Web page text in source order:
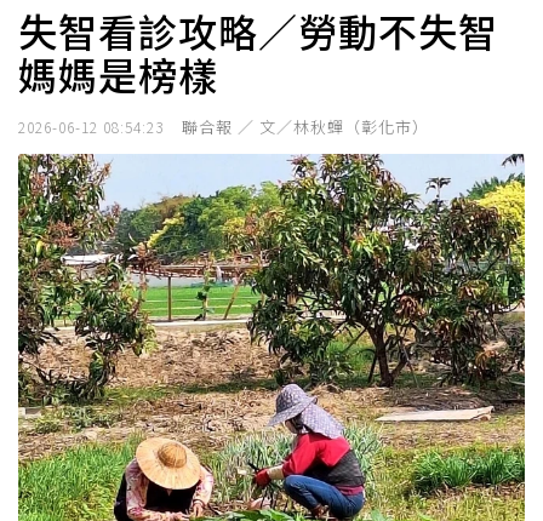
失智看診攻略／勞動不失智
媽媽是榜樣
2026-06-12 08:54:23 聯合報 ／ 文／林秋蟬（彰化市）